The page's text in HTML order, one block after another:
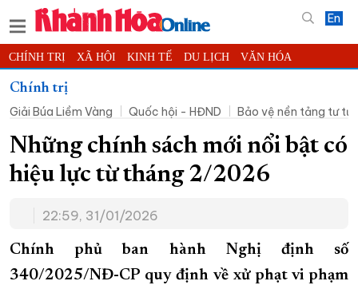
En
CHÍNH TRỊ XÃ HỘI KINH TẾ DU LỊCH VĂN HÓA
THỂ THAO
KHOA HỌC - CÔNG NGHỆ PHÁP LUẬT BẠN ĐỌC PHÓNG SỰ
THẾ GIỚI MULTIMEDIA VIDEO ĐỌC BÁO ONLINE
PODCAST THÔNG TIN - QUẢNG CÁO
TRƯỜNG SA BIỂN ĐẢO QUÊ HƯƠNG
CHUNG TAY CẢI CÁCH HÀNH CHÍNH
XÂY DỰNG NÔNG THÔN MỚI LỊCH CẮT ĐIỆN
Chính trị
Giải Búa Liềm Vàng
Quốc hội - HĐND Bảo vệ nền tảng tư
Những chính sách mới nổi bật có
hiệu lực từ tháng 2/2026
22:59, 31/01/2026
Chính phủ ban hành Nghị định số
340/2025/NĐ-CP quy định về xử phạt vi phạm